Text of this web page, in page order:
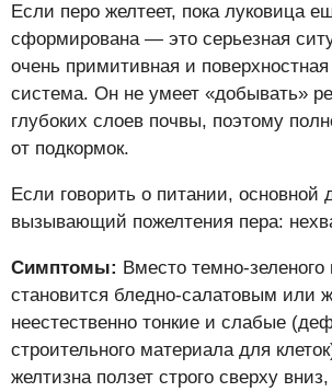
Если перо желтеет, пока луковица
сформирована — это серьезная
очень примитивная и поверхностная
система. Он не умеет «добывать»
глубоких слоев почвы, поэтому
от подкормок.
Если говорить о питании, основной
вызывающий пожелтения пера:
Симптомы: Вместо темно-зеленого
становится бледно-салатовым или
неестественно тонкие и слабые
строительного материала для
желтизна ползет строго сверху